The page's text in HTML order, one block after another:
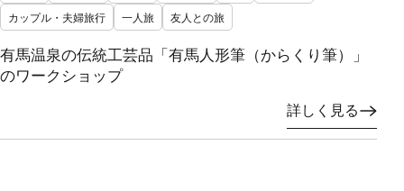
カップル・夫婦旅行
一人旅 友人との旅
有馬温泉の伝統工芸品「有馬人形筆（からくり筆）」
のワークショップ
詳しく見る